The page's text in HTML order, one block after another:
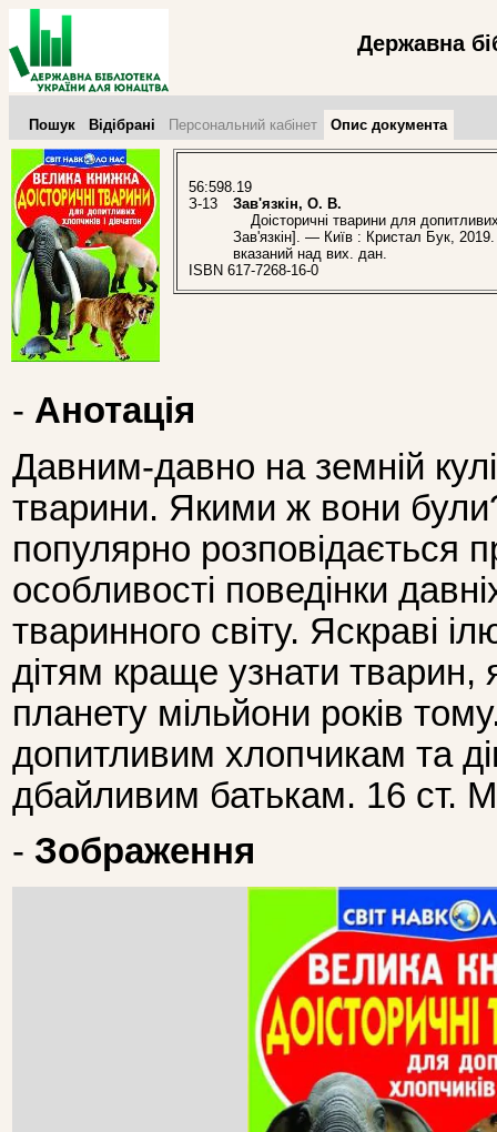
Державна
Пошук Відібрані Персональний кабінет Опис документа
56:598.19
З-13
Зав'язкін, О. В.
Доісторичні тварини для
Зав'язкін]. — Київ : Кристал Бук,
вказаний над вих. дан.
ISBN 617-7268-16-0
- Анотація
Давним-давно на земній
тварини. Якими ж вони
популярно розповідається
особливості поведінки
тваринного світу. Яскраві
дітям краще узнати тварин,
планету мільйони років
допитливим хлопчикам та
дбайливим батькам. 16 ст.
- Зображення